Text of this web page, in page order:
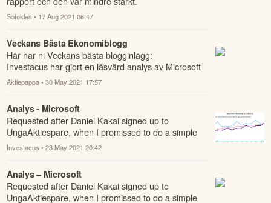
Sofokles • 17 Aug 2021 06:47
Veckans Bästa Ekonomiblogg
Här har ni Veckans bästa blogginlägg:
Investacus har gjort en läsvärd analys av Microsoft
och publicerat den på sin blogg.
Aktiepappa • 30 May 2021 17:57
Analys - Microsoft
Requested after Daniel Kakai signed up to
UngaAktiespare, when I promissed to do a simple
analysis on one company.
Investacus • 23 May 2021 20:42
Analys – Microsoft
Requested after Daniel Kakai signed up to
UngaAktiespare, when I promissed to do a simple